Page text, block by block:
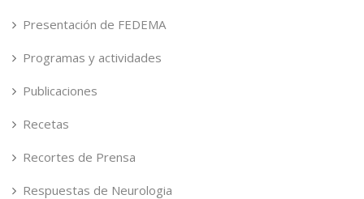
Presentación de FEDEMA
Programas y actividades
Publicaciones
Recetas
Recortes de Prensa
Respuestas de Neurologia